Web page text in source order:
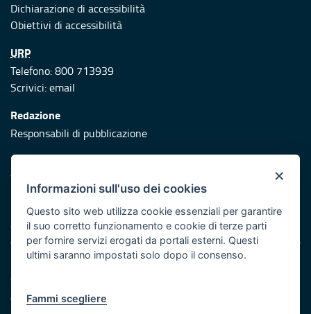
Dichiarazione di accessibilità
Obiettivi di accessibilità
URP
Telefono: 800 713939
Scrivici:email
Redazione
Responsabili di pubblicazione
Protezione civile
Vai al sito di Protezione Civile Puglia
Iniziativa finanziata con risorse del POR Puglia 2014/2020 -
Asse XI
Note legali
Cookie e privacy
Atti di notifica
×
Informazioni sull'uso dei cookies
Questo sito web utilizza cookie essenziali per garantire
il suo corretto funzionamento e cookie di terze parti
per fornire servizi erogati da portali esterni. Questi
ultimi saranno impostati solo dopo il consenso.
Fammi scegliere